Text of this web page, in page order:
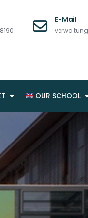
E-Mail
OUR SCHOOL